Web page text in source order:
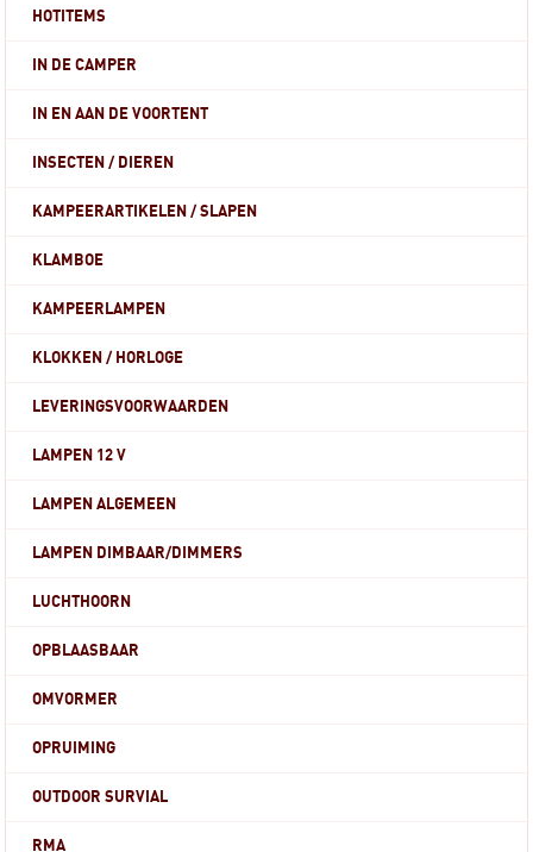
HOTITEMS
IN DE CAMPER
IN EN AAN DE VOORTENT
INSECTEN / DIEREN
KAMPEERARTIKELEN / SLAPEN
KLAMBOE
KAMPEERLAMPEN
KLOKKEN / HORLOGE
LEVERINGSVOORWAARDEN
LAMPEN 12 V
LAMPEN ALGEMEEN
LAMPEN DIMBAAR/DIMMERS
LUCHTHOORN
OPBLAASBAAR
OMVORMER
OPRUIMING
OUTDOOR SURVIAL
RMA